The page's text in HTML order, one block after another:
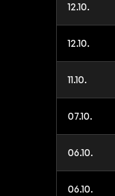
12.10.
12.10.
11.10.
07.10.
06.10.
06.10.